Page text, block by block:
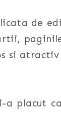
de
si
placut